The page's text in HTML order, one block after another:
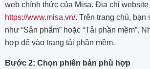
web chính thức của Misa. Địa chỉ website
https://www.misa.vn/. Trên trang chủ, bạn
như “Sản phẩm” hoặc “Tải phần mềm”.
hợp để vào trang tải phần mềm.
Bước 2: Chọn phiên bản phù hợp